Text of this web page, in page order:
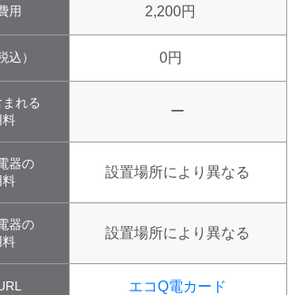
用 2,200円
込） 0円
れる
料
ー
器の
料
設置場所により異なる
器の
料
設置場所により異なる
エコQ電カード